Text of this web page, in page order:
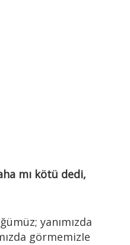
mı kötü dedi,
yanımızda
görmemizIe